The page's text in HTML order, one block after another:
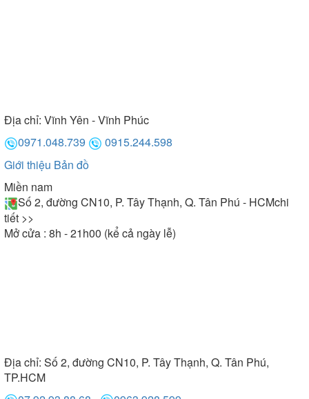
Địa chỉ: Vĩnh Yên - Vĩnh Phúc
0971.048.739
0915.244.598
Giới thiệu Bản đồ
Miền nam
Số 2, đường CN10, P. Tây Thạnh, Q. Tân Phú - HCMchi
tiết >>
Mở cửa : 8h - 21h00 (kể cả ngày lễ)
Địa chỉ: Số 2, đường CN10, P. Tây Thạnh, Q. Tân Phú,
TP.HCM